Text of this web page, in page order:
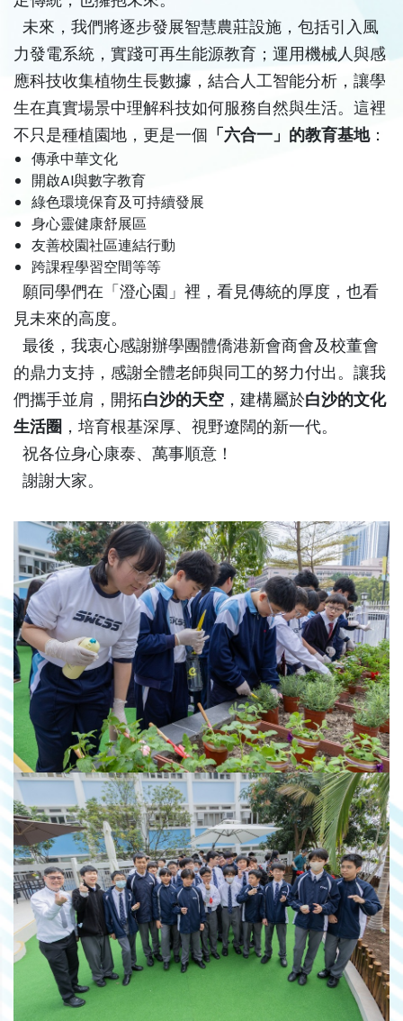
未來，我們將逐步發展智慧農莊設施，包括引入風
力發電系統，實踐可再生能源教育；運用機械人與感
應科技收集植物生長數據，結合人工智能分析，讓學
生在真實場景中理解科技如何服務自然與生活。這裡
不只是種植園地，更是一個 「六合一」的教育基地：
傳承中華文化
開啟AI與數字教育
綠色環境保育及可持續發展
身心靈健康舒展區
友善校園社區連結行動
跨課程學習空間等等
願同學們在「澄心園」裡，看見傳統的厚度，也看
見未來的高度。
最後，我衷心感謝辦學團體僑港新會商會及校董會
的鼎力支持，感謝全體老師與同工的努力付出。讓我
們攜手並肩，開拓白沙的天空 ，建構屬於白沙的文化
生活圈 ，培育根基深厚、視野遼闊的新一代。
祝各位身心康泰、萬事順意！
謝謝大家。